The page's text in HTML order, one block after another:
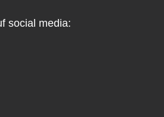
social media: